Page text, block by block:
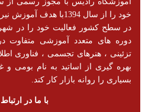
خود را از سال 1394با
در سطح کشور فعالیت خود را در شهر
دوره های متعدد آموزشی متفاوت
تزئینی ، هنرهای تجسمی ، فناوری
بهره گیری از اساتید به نام بومی و
بسیاری را روانه بازار کار کند.
با ما در